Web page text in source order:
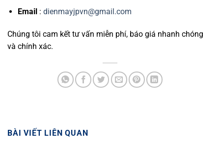
Email : dienmayjpvn@gmail.com
Chúng tôi cam kết tư vấn miễn phí, báo giá nhanh chóng
và chính xác.
BÀI VIẾT LIÊN QUAN